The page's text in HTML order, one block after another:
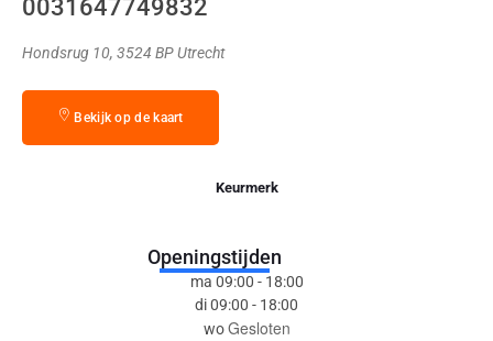
0031647749832
Hondsrug 10, 3524 BP Utrecht
Bekijk op de kaart
Keurmerk
Openingstijden
ma 09:00 - 18:00
di 09:00 - 18:00
woGesloten